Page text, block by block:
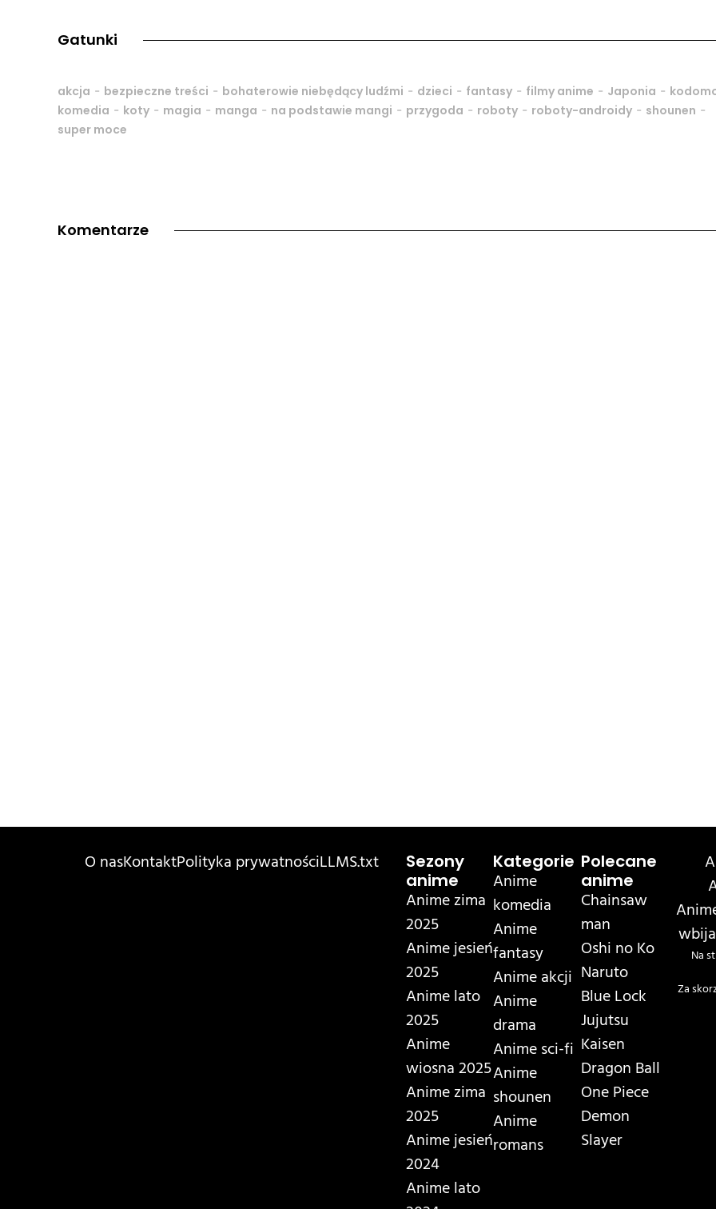
Gatunki
akcja - bezpieczne treści - bohaterowie niebędący ludźmi - dzieci - fantasy - filmy anime - Japonia -
komedia - koty - magia - manga - na podstawie mangi - przygoda - roboty - roboty-androidy - shounen -
super moce
Komentarze
O nasKontaktPolityka prywatnościLLMS.txt
Sezony
anime
Anime zima
2025
Anime jesień
2025
Anime lato
2025
Anime
wiosna 2025
Anime zima
2025
Anime jesień
2024
Anime lato
Kategorie
Anime
komedia
Anime
fantasy
Anime akcji
Anime
drama
Anime sci-fi
Anime
shounen
Anime
romans
Polecane
anime
Chainsaw
man
Oshi no Ko
Naruto
Blue Lock
Jujutsu
Kaisen
Dragon Ball
One Piece
Demon
Slayer
Na
Za